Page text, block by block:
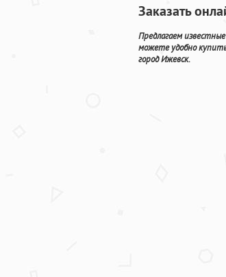
Заказать
Предлагаем
можете удобно
город Ижевск.